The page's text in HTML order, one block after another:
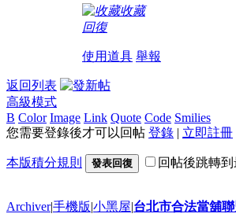
收藏
回復
使用道具 舉報
返回列表
高級模式
B Color Image Link Quote Code Smilies
您需要登錄後才可以回帖 登錄 | 立即註冊
本版積分規則 發表回復 回帖後跳轉
Archiver|手機版|小黑屋|台北市合法當舖